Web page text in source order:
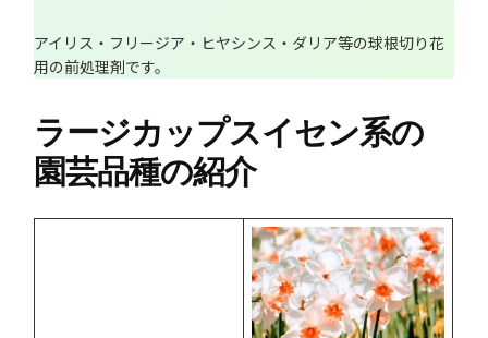
アイリス・フリージア・ヒヤシンス・ダリア等の球根切り花
用の前処理剤です。
ラージカップスイセン系の
園芸品種の紹介